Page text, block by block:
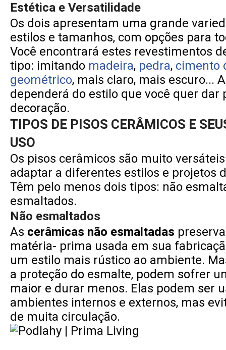
Estética e Versatilidade
Os dois apresentam uma grande
estilos e tamanhos, com opções para
Você encontrará estes revestimentos
tipo: imitando madeira, pedra, cimento
geométrico, mais claro, mais escuro...
dependerá do estilo que você quer dar
decoração.
TIPOS DE PISOS CERÂMICOS E
USO
Os pisos cerâmicos são muito
adaptar a diferentes estilos e projetos
Têm pelo menos dois tipos: não
esmaltados.
Não esmaltados
As cerâmicas não esmaltadas
matéria- prima usada em sua
um estilo mais rústico ao ambiente.
a proteção do esmalte, podem sofrer
maior e durar menos. Elas podem ser
ambientes internos e externos, mas
de muita circulação.